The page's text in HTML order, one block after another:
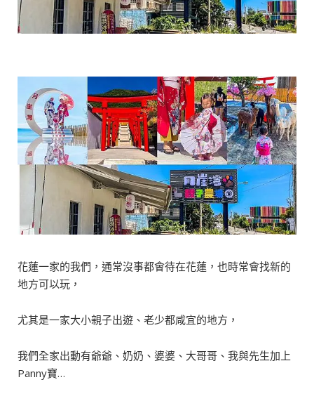
花蓮一家的我們，通常沒事都會待在花蓮，也時常會找新的
地方可以玩，
尤其是一家大小親子出遊、老少都咸宜的地方，
我們全家出動有爺爺、奶奶、婆婆、大哥哥、我與先生加上
Panny寶…